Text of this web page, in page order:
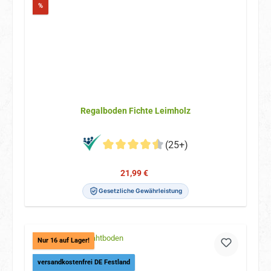
%Rabatt
Regalboden Fichte Leimholz
(25+)
Verkaufspreis:
21,99 €
Gesetzliche Gewährleistung
Nur 16 auf Lager!
versandkostenfrei DE Festland